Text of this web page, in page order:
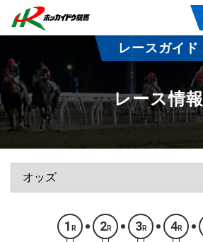
レースガイド
レース情報
1 R 2R 3R 4R